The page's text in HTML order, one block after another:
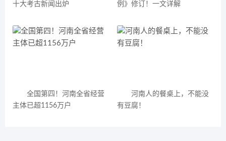
十大考古新闻出炉
例》修订！一文详解
全国第四！河南全省经营
主体已超1156万户
河南人的餐桌上，不能没
有豆腐！